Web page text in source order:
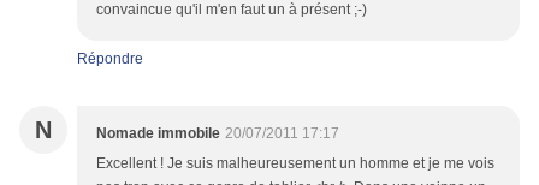
convaincue qu'il m'en faut un à présent ;-)
Répondre
N Nomade immobile 20/07/2011 17:17
Excellent ! Je suis malheureusement un homme et je me vois